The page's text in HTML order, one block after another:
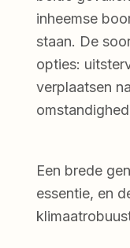
inheemse
staan. De
opties:
verplaatsen
Een brede
essentie, en